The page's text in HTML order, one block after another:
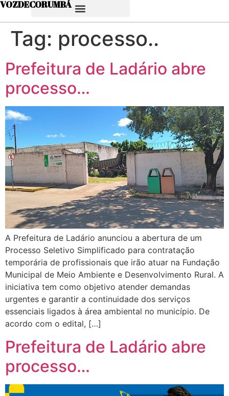
VOZDECORUMBÁ
Tag: processo..
Prefeitura de Ladário abre
processo…
A Prefeitura de Ladário anunciou a abertura de um
Processo Seletivo Simplificado para contratação
temporária de profissionais que irão atuar na Fundação
Municipal de Meio Ambiente e Desenvolvimento Rural. A
iniciativa tem como objetivo atender demandas
urgentes e garantir a continuidade dos serviços
essenciais ligados à área ambiental no município. De
acordo com o edital, […]
Prefeitura de Ladário abre
processo…